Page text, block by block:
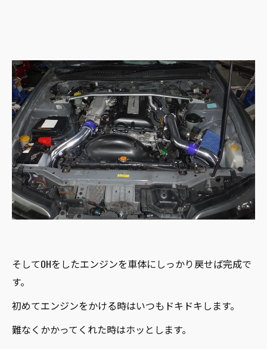
そしてOHをしたエンジンを車体にしっかり戻せば完成で
す。
初めてエンジンをかける時はいつもドキドキします。
難なくかかってくれた時はホッとします。